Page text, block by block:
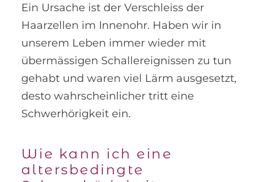
Ein Ursache ist der Verschleiss der
Haarzellen im Innenohr. Haben wir in
unserem Leben immer wieder mit
übermässigen Schallereignissen zu tun
gehabt und waren viel Lärm ausgesetzt,
desto wahrscheinlicher tritt eine
Schwerhörigkeit ein.
Wie kann ich eine
altersbedingte